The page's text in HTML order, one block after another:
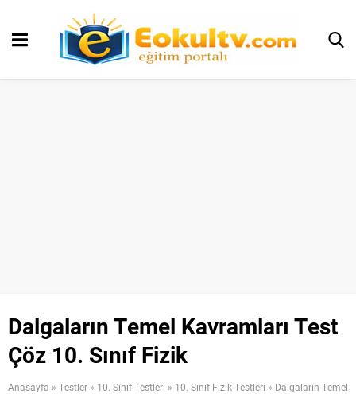
Dalgaların Temel Kavramları Test
Çöz 10. Sınıf Fizik
Anasayfa » Testler » 10. Sınıf Testleri » 10. Sınıf Fizik Testleri » Dalgaların Temel